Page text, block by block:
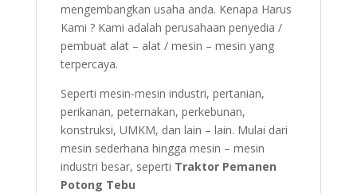
mengembangkan usaha anda. Kenapa Harus
Kami ? Kami adalah perusahaan penyedia /
pembuat alat – alat / mesin – mesin yang
terpercaya.
Seperti mesin-mesin industri, pertanian,
perikanan, peternakan, perkebunan,
konstruksi, UMKM, dan lain – lain. Mulai dari
mesin sederhana hingga mesin – mesin
industri besar, seperti Traktor Pemanen
Potong Tebu